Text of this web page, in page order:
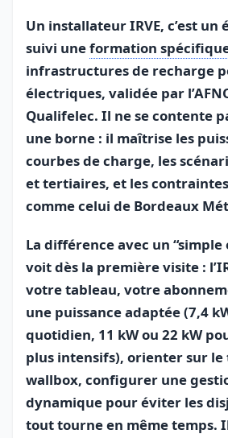
Un installateur IRVE, c’est
suivi uneformation
infrastructures de recharge
électriques, validée par
Qualifelec. Il ne se contente
une borne : il maîtrise les
courbes de charge, les
et tertiaires, et les contraintes
comme celui de Bordeaux
La différence avec un “simple
voit dès la première visite :
votre tableau, votre
une puissance adaptée (7,4
quotidien, 11 kW ou 22 kW
plus intensifs), orienter sur le
wallbox, configurer une
dynamique pour éviter les
tout tourne en même temps.